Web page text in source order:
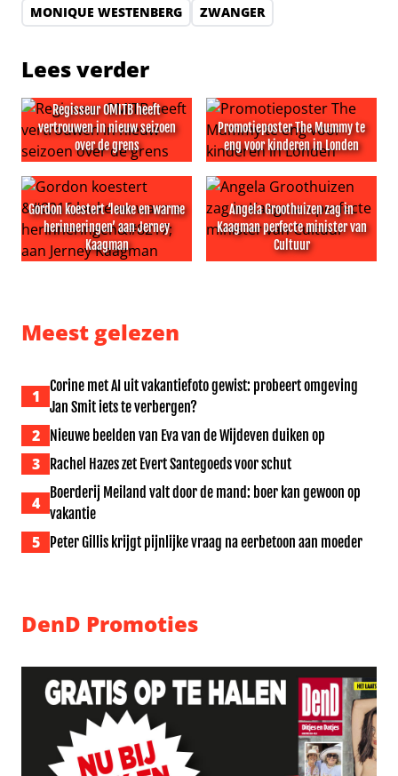
MONIQUE WESTENBERG
ZWANGER
Lees verder
Regisseur OMITB heeft
vertrouwen in nieuw seizoen
over de grens
Regisseur OMITB heeft vertrouwen in nieuw seizoen
Promotieposter The Mummy te
eng voor kinderen in Londen
Promotieposter The
Gordon koestert ‘leuke en warme
herinneringen’ aan Jerney
Kaagman
Angela Groothuizen zag in
Kaagman perfecte minister van
Cultuur
Meest gelezen
1
Corine met AI uit vakantiefoto gewist: probeert omgeving
Jan Smit iets te verbergen?
2 Nieuwe beelden van Eva van de Wijdeven duiken op
3 Rachel Hazes zet Evert Santegoeds voor schut
4
Boerderij Meiland valt door de mand: boer kan gewoon op
vakantie
5 Peter Gillis krijgt pijnlijke vraag na eerbetoon aan moeder
DenD Promoties